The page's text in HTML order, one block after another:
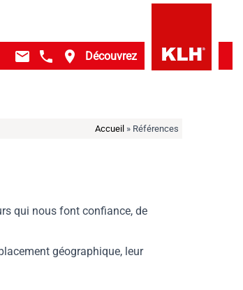
mail local_phone place Découvrez
Accueil » Références
qui nous font confiance, de
géographique, leur